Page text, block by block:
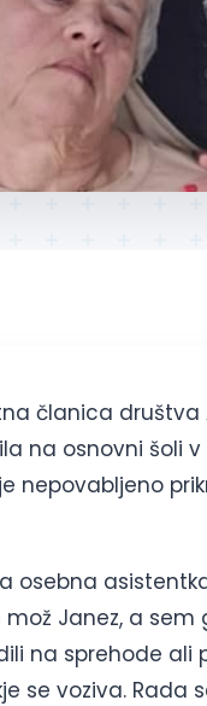
članica društva
na osnovni šoli v
nepovabljeno
osebna
Janez, a sem
na sprehode ali
se voziva. Rada